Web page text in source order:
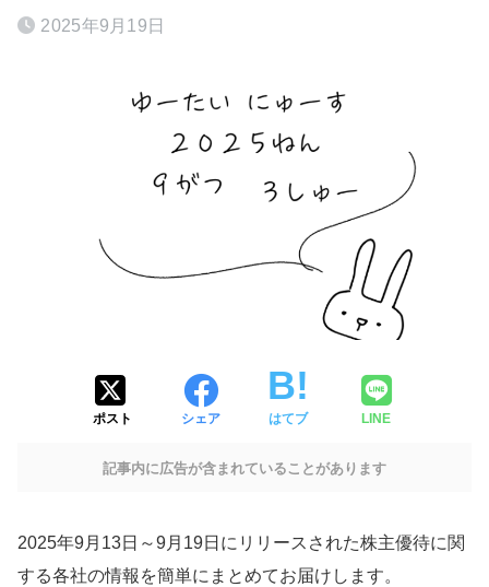
2025年9月19日
ポスト シェア はてブ LINE
記事内に広告が含まれていることがあります
2025年9月13日～9月19日にリリースされた株主優待に関
する各社の情報を簡単にまとめてお届けします。